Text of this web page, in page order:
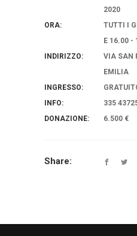
2020
ORA:
TUTTI I
E 16.00 -
INDIRIZZO:
VIA SAN
EMILIA
INGRESSO:
INFO:
335
DONAZIONE:
6.500 €
Share: